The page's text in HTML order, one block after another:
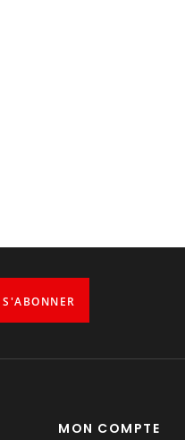
S'ABONNER
MON COMPTE